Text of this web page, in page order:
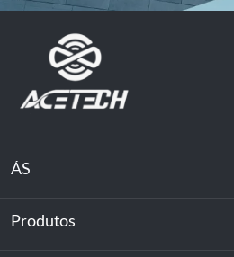
ÁS
Sobre nós
Produtos